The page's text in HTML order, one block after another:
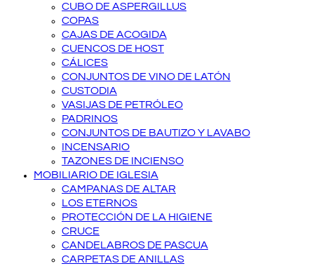
CUBO DE ASPERGILLUS
COPAS
CAJAS DE ACOGIDA
CUENCOS DE HOST
CÁLICES
CONJUNTOS DE VINO DE LATÓN
CUSTODIA
VASIJAS DE PETRÓLEO
PADRINOS
CONJUNTOS DE BAUTIZO Y LAVABO
INCENSARIO
TAZONES DE INCIENSO
MOBILIARIO DE IGLESIA
CAMPANAS DE ALTAR
LOS ETERNOS
PROTECCIÓN DE LA HIGIENE
CRUCE
CANDELABROS DE PASCUA
CARPETAS DE ANILLAS